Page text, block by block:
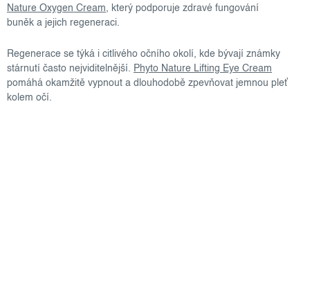
Nature Oxygen Cream , který podporuje zdravé fungování
buněk a jejich regeneraci.
Regenerace se týká i citlivého očního okolí, kde bývají známky
stárnutí často nejviditelnější.
Phyto Nature Lifting Eye Cream
pomáhá okamžitě vypnout a dlouhodobě zpevňovat jemnou pleť
kolem očí.